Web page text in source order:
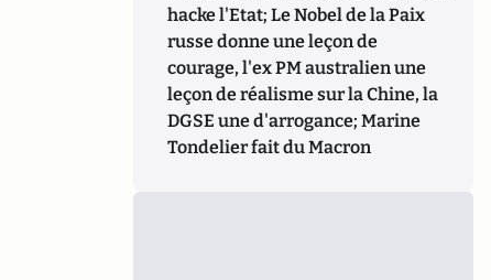
hacke l'Etat; Le Nobel de la Paix
russe donne une leçon de
courage, l'ex PM australien une
leçon de réalisme sur la Chine, la
DGSE une d'arrogance; Marine
Tondelier fait du Macron